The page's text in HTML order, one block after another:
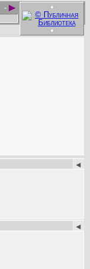
•
•
►
-
◄
◄